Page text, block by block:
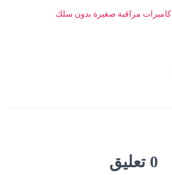
كاميرات مراقبة صغيرة بدون سلك
0 تعليق